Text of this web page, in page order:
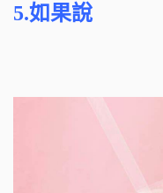
5.如果說